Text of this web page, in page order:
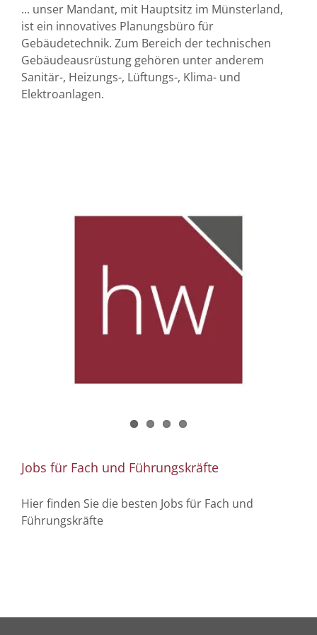
... unser Mandant, mit Hauptsitz im Münsterland,
ist ein innovatives Planungsbüro für
Gebäudetechnik. Zum Bereich der technischen
Gebäudeausrüstung gehören unter anderem
Sanitär-, Heizungs-, Lüftungs-, Klima- und
Elektroanlagen.
Jobs für Fach und Führungskräfte
Hier finden Sie die besten Jobs für Fach und
Führungskräfte